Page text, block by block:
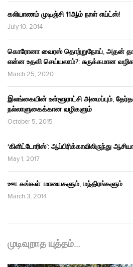
கலியாணம் முடிஞ்சி 11ஆம் நாள் எய்ட்ஸ்!
July 10, 2014
கொரோனா வைரஸ் தொற்றுநோய், அதன்
என்ன உதவி செய்யலாம்?: சுருக்கமான
March 25, 2020
இலங்கையின் உள்ளூராட்சி அமைப்பும்,
நல்லாளுகைக்கான வழிகளும்
October 5, 2015
‘கிளிட்டோரிஸ்’: ஆப்பிரிக்காவிலிருந்து
May 1, 2017
ஊடகங்கள்: மாயைகளும், மந்திரங்களும்
March 3, 2014
முடிவுறாத யுத்தம்…